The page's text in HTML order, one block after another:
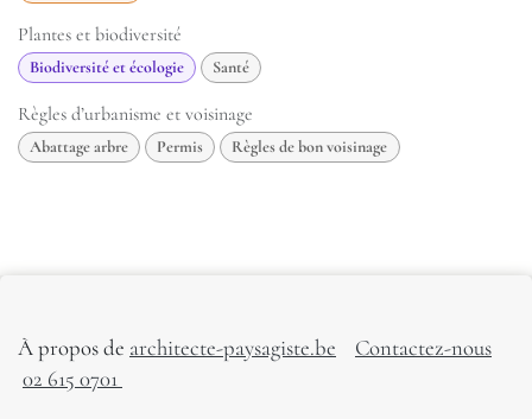
Plantes et biodiversité
Biodiversité et écologie Santé
Règles d’urbanisme et voisinage
Abattage arbre Permis Règles de bon voisinage
À propos de architecte-paysagiste.be
Contactez-nous
02 615 0701